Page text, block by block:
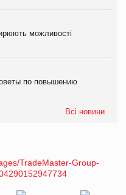
можливості
по повышению
Всі новини